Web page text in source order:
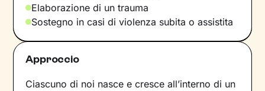
Elaborazione di un trauma
Sostegno in casi di violenza subita o assistita
Approccio
Ciascuno di noi nasce e cresce all’interno di un